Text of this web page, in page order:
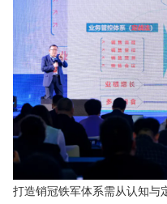
打造销冠铁军体系需从认知与